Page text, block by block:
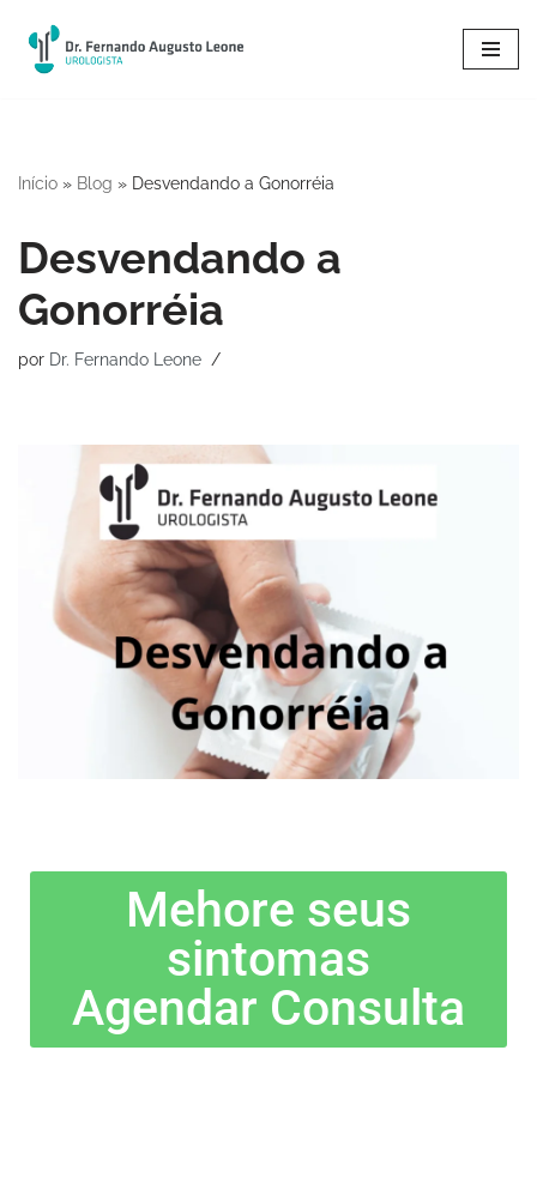
Pular
Início » Blog » Desvendando a Gonorréia
Desvendando a
Gonorréia
por Dr. Fernando Leone
Mehore seus
sintomas
Agendar Consulta